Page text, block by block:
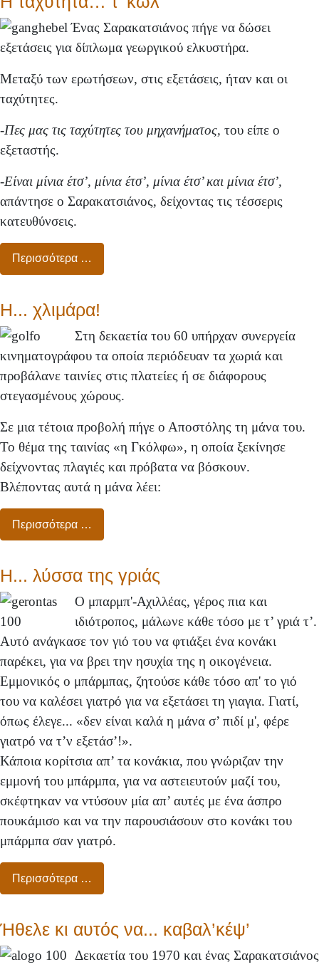
Ένας Σαρακατσιάνος πήγε να δώσει
εξετάσεις για δίπλωμα γεωργικού ελκυστήρα.
Μεταξύ των ερωτήσεων, στις εξετάσεις, ήταν και οι
ταχύτητες.
-Πες μας τις ταχύτητες του μηχανήματος, του είπε ο
εξεταστής.
-Είναι μίνια έτσ’, μίνια έτσ’, μίνια έτσ’ και μίνια έτσ’,
απάντησε ο Σαρακατσιάνος, δείχοντας τις τέσσερις
κατευθύνσεις.
Περισσότερα …
Η... χλιμάρα!
Στη δεκαετία του 60 υπήρχαν συνεργεία
κινηματογράφου τα οποία περιόδευαν τα χωριά και
προβάλανε ταινίες στις πλατείες ή σε διάφορους
στεγασμένους χώρους.
Σε μια τέτοια προβολή πήγε ο Αποστόλης τη μάνα του.
Το θέμα της ταινίας «η Γκόλφω», η οποία ξεκίνησε
δείχνοντας πλαγιές και πρόβατα να βόσκουν.
Βλέποντας αυτά η μάνα λέει:
Περισσότερα …
Η... λύσσα της γριάς
Ο μπαρμπ'-Αχιλλέας, γέρος πια και
ιδιότροπος, μάλωνε κάθε τόσο με τ’ γριά τ’.
Αυτό ανάγκασε τον γιό του να φτιάξει ένα κονάκι
παρέκει, για να βρει την ησυχία της η οικογένεια.
Εμμονικός ο μπάρμπας, ζητούσε κάθε τόσο απ' το γιό
του να καλέσει γιατρό για να εξετάσει τη γιαγια. Γιατί,
όπως έλεγε... «δεν είναι καλά η μάνα σ’ πιδί μ', φέρε
γιατρό να τ’ν εξετάσ’!».
Κάποια κορίτσια απ’ τα κονάκια, που γνώριζαν την
εμμονή του μπάρμπα, για να αστειευτούν μαζί του,
σκέφτηκαν να ντύσουν μία απ’ αυτές με ένα άσπρο
πουκάμισο και να την παρουσιάσουν στο κονάκι του
μπάρμπα σαν γιατρό.
Περισσότερα …
Ήθελε κι αυτός να... καβαλ’κέψ’
Δεκαετία του 1970 και ένας Σαρακατσιάνος